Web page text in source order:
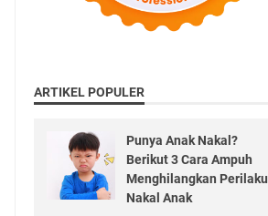
ARTIKEL POPULER
Punya Anak Nakal?
Berikut 3 Cara Ampuh
Menghilangkan Perilaku
Nakal Anak